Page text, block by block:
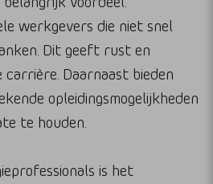
werkgevers die niet snel
Dit geeft rust en
carrière. Daarnaast bieden
opleidingsmogelijkheden
te houden.
is het